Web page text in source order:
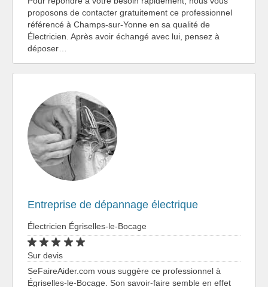
proposons de contacter gratuitement ce professionnel
référencé à Champs-sur-Yonne en sa qualité de
Électricien. Après avoir échangé avec lui, pensez à
déposer…
Entreprise de dépannage électrique
Électricien Égriselles-le-Bocage
Sur devis
SeFaireAider.com vous suggère ce professionnel à
Égriselles-le-Bocage. Son savoir-faire semble en effet